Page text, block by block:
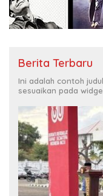
Berita Terbaru
Ini adalah contoh
sesuaikan pada